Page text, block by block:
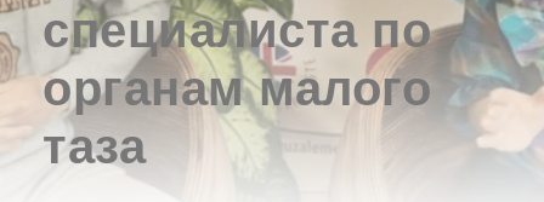
специалиста по
органам малого
таза